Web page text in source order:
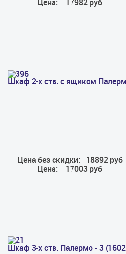
Цена: 17982 руб
Шкаф 2-х ств. с ящиком
Цена без скидки:
18892 руб
Цена:
17003 руб
Шкаф 3-х ств. Палермо - 3